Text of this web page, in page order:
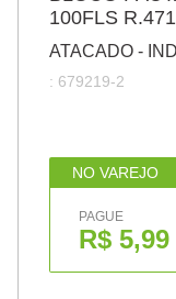
100FLS
ATACADO -
: 679219-2
NO VAREJO
PAGUE
R$ 5,99
papel
cola
barbante